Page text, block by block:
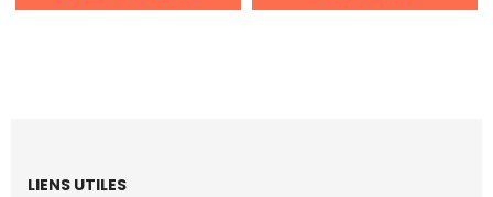
LIENS UTILES